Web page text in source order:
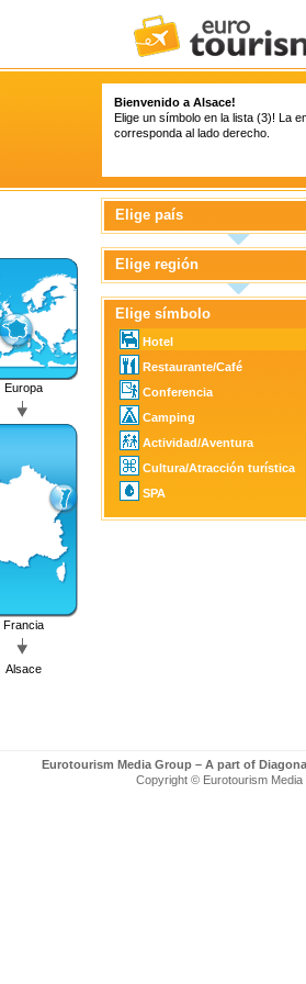
Bienvenido a Alsace!
Elige un símbolo en la lista (3)! La
corresponda al lado derecho.
Europa
Francia
Alsace
Elige país
Elige región
Elige símbolo
Hotel
Restaurante/Café
Conferencia
Camping
Actividad/Aventura
Cultura/Atracción turística
SPA
Eurotourism Media Group – A part of
Copyright © Eurotourism Media